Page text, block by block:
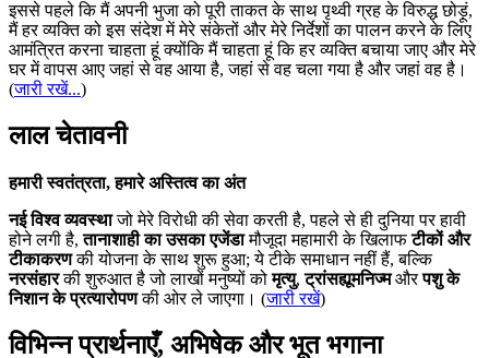
इससे पहले कि मैं अपनी भुजा को पूरी ताकत के साथ पृथ्वी ग्रह के विरुद्ध छोड़ूं,
मैं हर व्यक्ति को इस संदेश में मेरे संकेतों और मेरे निर्देशों का पालन करने के लिए
आमंत्रित करना चाहता हूं क्योंकि मैं चाहता हूं कि हर व्यक्ति बचाया जाए और मेरे
घर में वापस आए जहां से वह आया है, जहां से वह चला गया है और जहां वह है।
(जारी रखें...)
लाल चेतावनी
हमारी स्वतंत्रता, हमारे अस्तित्व का अंत
नई विश्व व्यवस्थाजो मेरे विरोधी की सेवा करती है, पहले से ही दुनिया पर हावी
होने लगी है,तानाशाही का उसका एजेंडामौजूदा महामारी के खिलाफटीकों और
टीकाकरणकी योजना के साथ शुरू हुआ; ये टीके समाधान नहीं हैं, बल्कि
नरसंहारकी शुरुआत है जो लाखों मनुष्यों कोमृत्यु,ट्रांसह्यूमनिज्मऔरपशु के
निशान के प्रत्यारोपणकी ओर ले जाएगा। (जारी रखें)
विभिन्न प्रार्थनाएँ, अभिषेक और भूत भगाना